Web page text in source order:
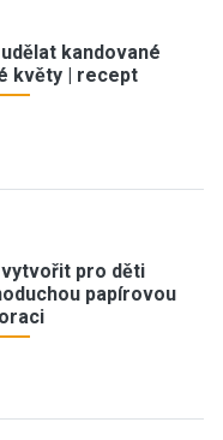
kandované
květy | recept
pro děti
papírovou